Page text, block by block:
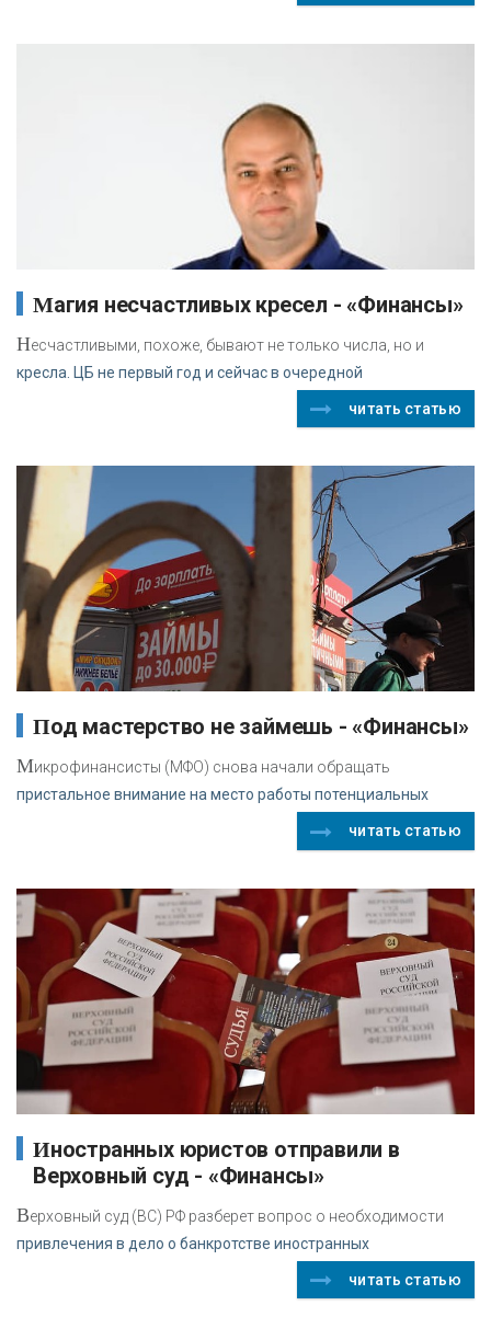
Магия несчастливых кресел - «Финансы»
Несчастливыми, похоже, бывают не только числа, но и
кресла. ЦБ не первый год и сейчас в очередной
читать статью
Под мастерство не займешь - «Финансы»
Микрофинансисты (МФО) снова начали обращать
пристальное внимание на место работы потенциальных
читать статью
Иностранных юристов отправили в
Верховный суд - «Финансы»
Верховный суд (ВС) РФ разберет вопрос о необходимости
привлечения в дело о банкротстве иностранных
читать статью